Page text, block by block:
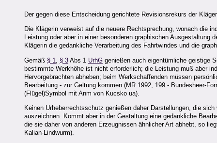
Der gegen diese Entscheidung gerichtete Revisionsrekurs der
Die Klägerin verweist auf die neuere Rechtsprechung, wonach die
Leistung oder aber in einer besonderen graphischen
Klägerin die gedankliche Verarbeitung des Fahrtwindes und die
Gemäß § 1 § 3 Abs 1 UrhG genießen auch eigentümliche geistige
bestimmte Werkhöhe ist nicht erforderlich; die Leistung muß aber
Hervorgebrachten abheben; beim Werkschaffenden müssen
Bearbeitung - zur Geltung kommen (MR 1992, 199 - Bundesheer-
(Flügel)Symbol mit Anm von Kucsko ua).
Keinen Urheberrechtsschutz genießen daher Darstellungen, die
auszeichnen. Kommt aber in der Gestaltung eine gedankliche
die sie daher von anderen Erzeugnissen ähnlicher Art abhebt, so
Kalian-Lindwurm).